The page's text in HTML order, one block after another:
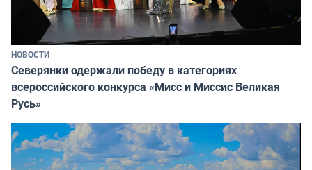
НОВОСТИ
Северянки одержали победу в категориях
всероссийского конкурса «Мисс и Миссис Великая
Русь»